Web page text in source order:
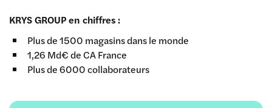
KRYS GROUP en chiffres :
Plus de 1500 magasins dans le monde
1,26 Md€ de CA France
Plus de 6000 collaborateurs